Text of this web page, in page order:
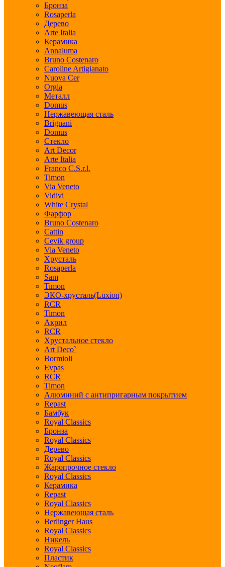
Бронза
Rosaperla
Дерево
Arte Italia
Керамика
Annaluma
Bruno Costenaro
Caroline Artigianato
Nuova Cer
Orgia
Металл
Domus
Нержавеющая сталь
Brignani
Domus
Стекло
Art Decor
Arte Italia
Franco C.S.r.l.
Timon
Via Veneto
Vidivi
White Crystal
Фарфор
Bruno Costenaro
Cattin
Cevik group
Via Veneto
Хрусталь
Rosaperla
Sam
Timon
ЭКО-хрусталь(Luxion)
RCR
Timon
Акрил
RCR
Хрустальное стекло
Art Deco`
Bormioli
Evpas
RCR
Timon
Алюминий с антипригарным покрытием
Repast
Бамбук
Royal Classics
Бронза
Royal Classics
Дерево
Royal Classics
Жаропрочное стекло
Royal Classics
Керамика
Repast
Royal Classics
Нержавеющая сталь
Berlinger Haus
Royal Classics
Никель
Royal Classics
Пластик